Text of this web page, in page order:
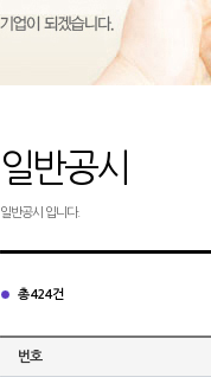
일반공시
일반공시 입니다.
총 424건
번호